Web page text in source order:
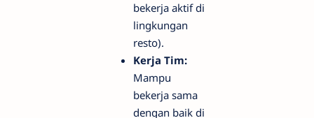
bekerja aktif di
lingkungan
resto).
Kerja Tim:
Mampu
bekerja sama
dengan baik di